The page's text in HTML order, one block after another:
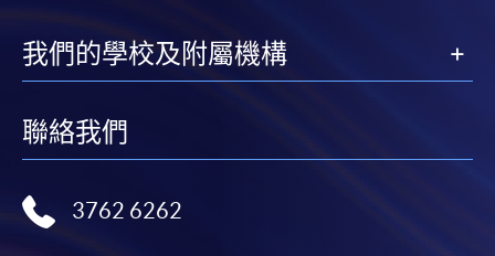
在網上報名過程中，由於提交課程申請和付款在系
統處理上為兩個不同的程序，成功付款並不保證成
快與 閣下聯絡。
我們的學校及附屬機構
聯絡我們
3762 6262